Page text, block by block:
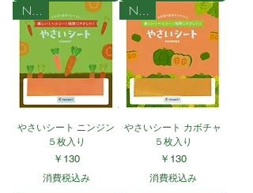
NEW
やさいシート ニンジン
５枚入り
価格
￥130
消費税込み
NEW
やさいシート カボチャ
５枚入り
価格
￥130
消費税込み